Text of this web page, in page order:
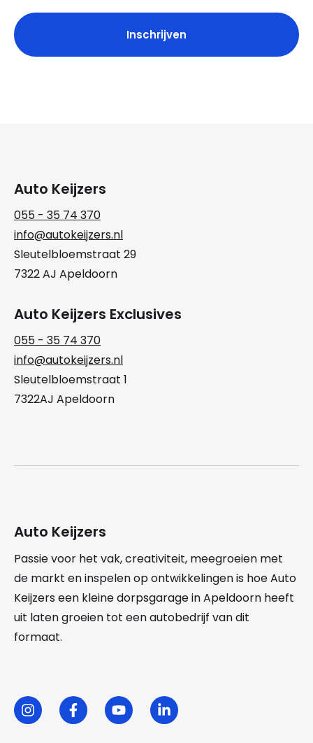
Auto Keijzers
055 - 35 74 370
info@autokeijzers.nl
Sleutelbloemstraat 29
7322 AJ Apeldoorn
Auto Keijzers Exclusives
055 - 35 74 370
info@autokeijzers.nl
Sleutelbloemstraat 1
7322AJ Apeldoorn
Auto Keijzers
Passie voor het vak, creativiteit, meegroeien met
de markt en inspelen op ontwikkelingen is hoe Auto
Keijzers een kleine dorpsgarage in Apeldoorn heeft
uit laten groeien tot een autobedrijf van dit
formaat.